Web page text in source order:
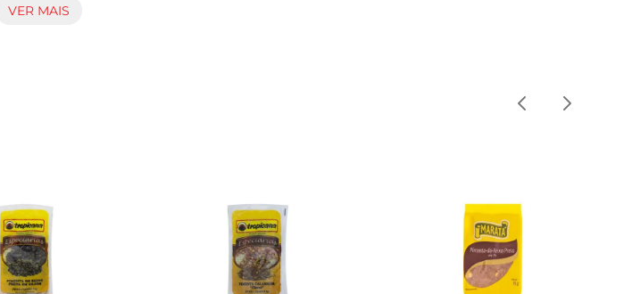
la em local fresco e seco, longe da luz direta. Utilize um recipiente hermético para
sua intensidade e frescor até o momento de uso.
VER MAIS